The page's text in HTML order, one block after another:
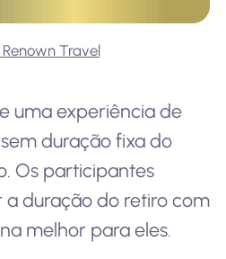
Renown Travel
uma experiência de
duração fixa do
Os participantes
duração do retiro com
melhor para eles.